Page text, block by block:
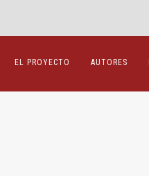
EL PROYECTO AUTORES